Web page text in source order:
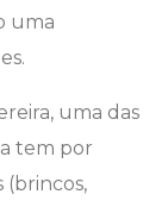
uma
uma das
tem por
(brincos,